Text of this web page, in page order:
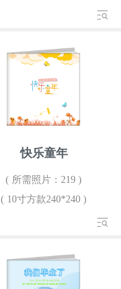
快乐童年
( 所需照片：219 )
( 10寸方款240*240 )